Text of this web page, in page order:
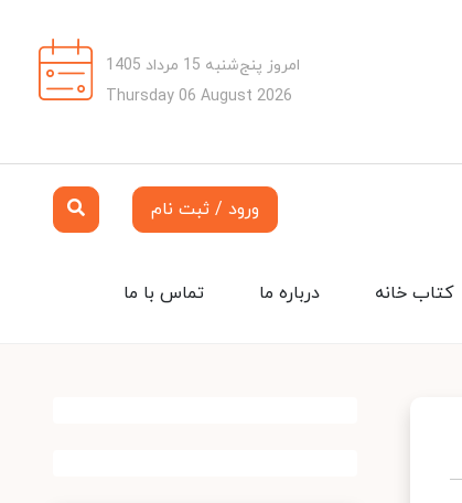
امروز پنج‌شنبه 15 مرداد 1405
Thursday 06 August 2026
ورود / ثبت نام
تماس با ما درباره ما کتاب خانه